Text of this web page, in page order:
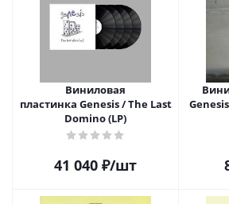
Виниловая
пластинка Genesis / The Last
Domino (LP)
41 040 ₽/шт